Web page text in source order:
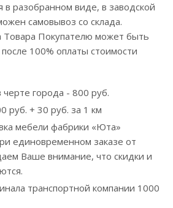
в разобранном виде, в заводской
самовывоз со склада.
Товара Покупателю может быть
100% оплаты стоимости
черте города - 800 руб.
руб. + 30 руб. за 1 км
мебели фабрики «Юта»
единовременном заказе от
Ваше внимание, что скидки и
транспортной компании 1000